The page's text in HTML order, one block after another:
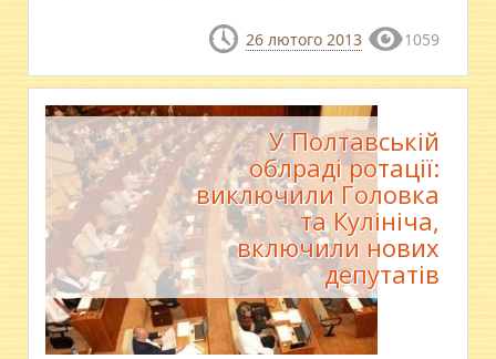
26 лютого 2013 1059
У Полтавській
облраді ротації:
виключили Головка
та Кулініча,
включили нових
депутатів